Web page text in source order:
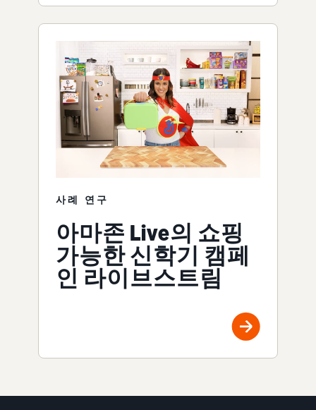
사례 연구
아마존 Live의 쇼핑
가능한 신학기 캠페
인 라이브스트림